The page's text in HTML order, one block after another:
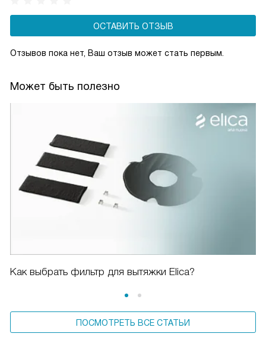
Может быть полезно
Как выбрать фильтр для вытяжки Elica?
ПОСМОТРЕТЬ ВСЕ СТАТЬИ
ОСТАВИТЬ ОТЗЫВ
Отзывов пока нет, Ваш отзыв может стать первым.